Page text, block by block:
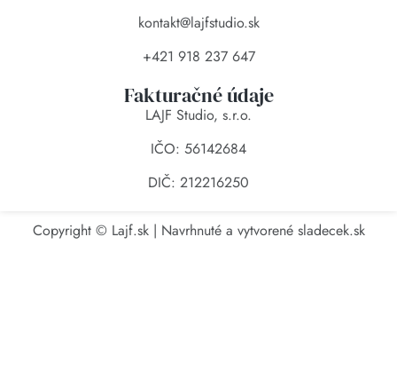
kontakt@lajfstudio.sk
+421 918 237 647
Fakturačné údaje
LAJF Studio, s.r.o.
IČO: 56142684
DIČ: 212216250
Copyright © Lajf.sk | Navrhnuté a vytvorené sladecek.sk